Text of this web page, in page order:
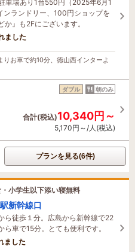
車場あり1台550円（2025年6月1
ンランドリー、100円ショップを
』も2Fにございます。
ました
お車で約10分、徳山西インターよ
ダブル 朝のみ
合計(税込)10,340円～
5,170円～/人(税込)
プランを見る(6件)
小学生以下添い寝無料
新幹線口
ら徒歩１分。広島から新幹線で22
車で15分。とても便利です。
ました